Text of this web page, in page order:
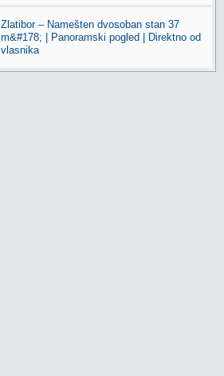
Zlatibor – Namešten dvosoban stan 37
m&#178; | Panoramski pogled | Direktno od
vlasnika